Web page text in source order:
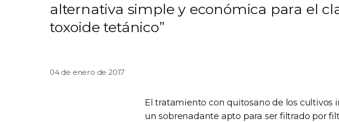
alternativa simple y económica para el
toxoide tetánico”
04 de enero de 2017
El tratamiento con quitosano de los
un sobrenadante apto para ser filtrado por